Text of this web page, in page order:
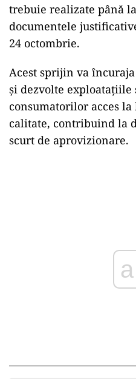
trebuie realizate până
documentele
24 octombrie.
Acest sprijin va
și dezvolte exploatațiile
consumatorilor acces
calitate, contribuind la
scurt de aprovizionare.